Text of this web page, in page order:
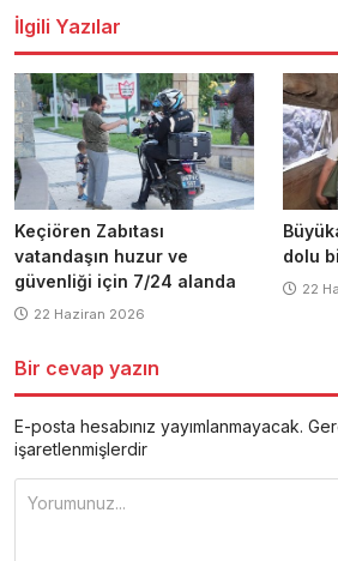
İlgili Yazılar
Keçiören Zabıtası
vatandaşın huzur ve
güvenliği için 7/24 alanda
22 Haziran 2026
dolu
22
Bir cevap yazın
E-posta hesabınız yayımlanmayacak.
işaretlenmişlerdir